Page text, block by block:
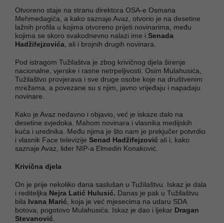
Otvoreno staje na stranu direktora OSA-e Osmana
Mehmedagića, a kako saznaje Avaz, otvorio je na desetine
lažnih profila u kojima otvoreno prijeti novinarima, među
kojima se skoro svakodnevno nalazi ime i Senada
Hadžifejzovića , ali i brojnih drugih novinara.
Pod istragom Tužilaštva je zbog krivičnog djela širenje
nacionalne, vjerske i rasne netrpeljivosti. Osim Mulahusića,
Tužilaštvo provjerava i sve druge osobe koje na društvenim
mrežama, a povezane su s njim, javno vrijeđaju i napadaju
novinare.
Kako je Avaz nedavno i objavio, već je iskaze dalo na
desetine svjedoka. Mahom novinara i vlasnika medijskih
kuća i urednika. Među njima je što nam je prekjučer potvrdio
i vlasnik Face televizije Senad Hadžifejzović ali i, kako
saznaje Avaz, lider NIP-a Elmedin Konaković.
Krivična djela
On je prije nekoliko dana saslušan u Tužilaštvu. Iskaz je dala
i rediteljka Nejra Latić Hulusić. Danas je pak u Tužilaštvu
bila Ivana Marić , koja je već mjesecima na udaru SDA
botova, pogotovo Mulahusića. Iskaz je dao i ljekar Dragan
Stevanović